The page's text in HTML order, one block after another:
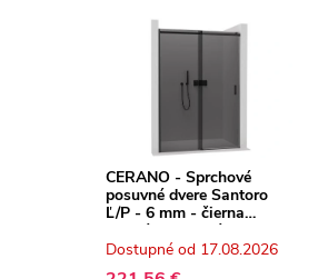
CERANO - Sprchové
posuvné dvere Santoro
Ľ/P - 6 mm - čierna
matná, grafitové sklo -
100x195 cm
Dostupné od 17.08.2026